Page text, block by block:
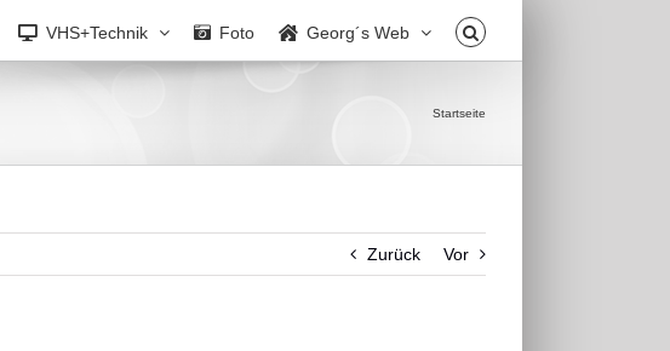
VHS+Technik Foto Georg´s Web
Startseite
Zurück Vor